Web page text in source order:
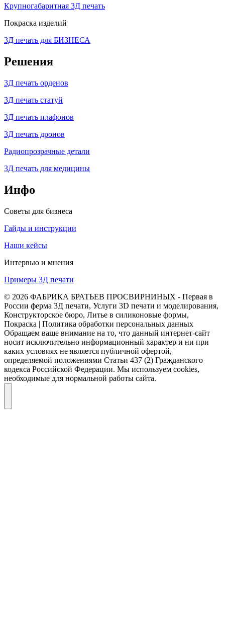
Крупногабаритная 3Д печать
Покраска изделий
3Д печать для БИЗНЕСА
Решения
3Д печать орденов
3Д печать статуй
3Д печать плафонов
3Д печать дронов
Радиопрозрачные детали
3Д печать для медицины
Инфо
Советы для бизнеса
Гайды и инструкции
Наши кейсы
Интервью и мнения
Примеры 3Д печати
© 2026 ФАБРИКА БРАТЬЕВ ПРОСВИРНИНЫХ - Первая в
России ферма 3Д печати, Услуги 3D печати и моделирования,
Конструкторское бюро, Литье в силиконовые формы,
Покраска | Политика обработки персональных данных
Обращаем ваше внимание на то, что данный интернет-сайт
носит исключительно информационный характер и ни при
каких условиях не является публичной офертой,
определяемой положениями Статьи 437 (2) Гражданского
кодекса Российской Федерации. Мы используем cookies,
необходимые для нормальной работы сайта.